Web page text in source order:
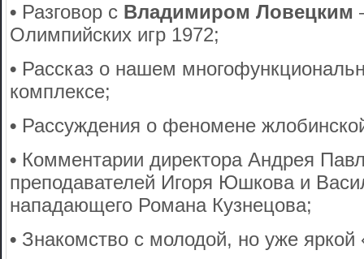
• Разговор с Владимиром Ловецким
Олимпийских игр 1972;
• Рассказ о нашем
комплексе;
• Рассуждения о феномене
• Комментарии директора Андрея
преподавателей Игоря Юшкова и
нападающего Романа Кузнецова;
• Знакомство с молодой, но уже яркой